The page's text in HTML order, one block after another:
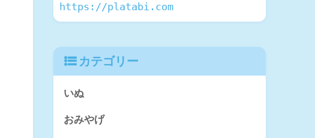
https://platabi.com
カテゴリー
いぬ
おみやげ